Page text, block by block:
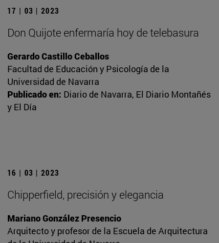
17 | 03 | 2023
Don Quijote enfermaría hoy de telebasura
Gerardo Castillo Ceballos
Facultad de Educación y Psicología de la
Universidad de Navarra
Publicado en: Diario de Navarra, El Diario Montañés
y El Día
16 | 03 | 2023
Chipperfield, precisión y elegancia
Mariano González Presencio
Arquitecto y profesor de la Escuela de Arquitectura